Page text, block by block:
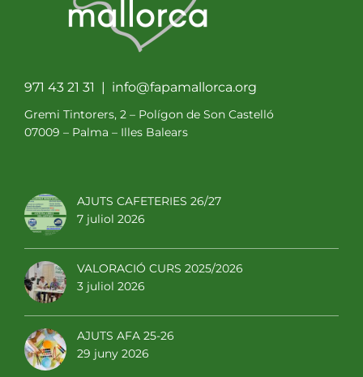
971 43 21 31 | info@fapamallorca.org
Gremi Tintorers, 2 – Polígon de Son Castelló
07009 – Palma – Illes Balears
AJUTS CAFETERIES 26/27
7 juliol 2026
VALORACIÓ CURS 2025/2026
3 juliol 2026
AJUTS AFA 25-26
29 juny 2026